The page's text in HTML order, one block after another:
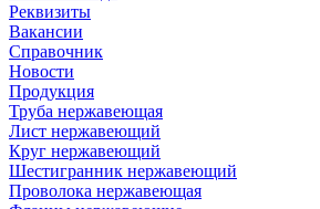
Реквизиты
Вакансии
Справочник
Новости
Продукция
Труба нержавеющая
Лист нержавеющий
Круг нержавеющий
Шестигранник нержавеющий
Проволока нержавеющая